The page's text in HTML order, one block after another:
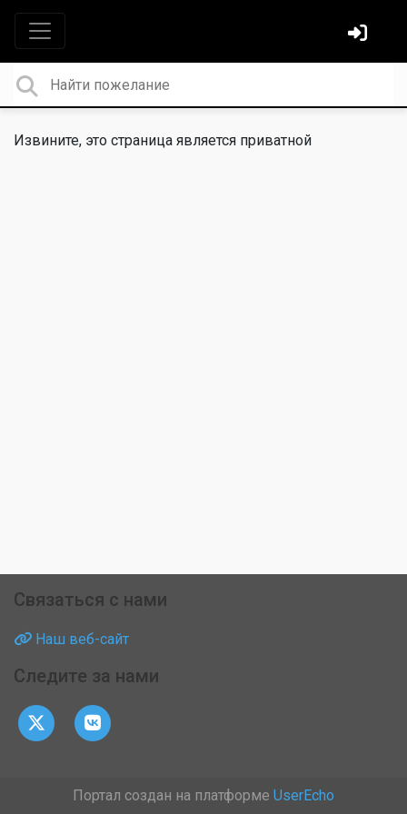
Извините, это страница является приватной
Связаться с нами
Наш веб-сайт
Следите за нами
Портал создан на платформе UserEcho